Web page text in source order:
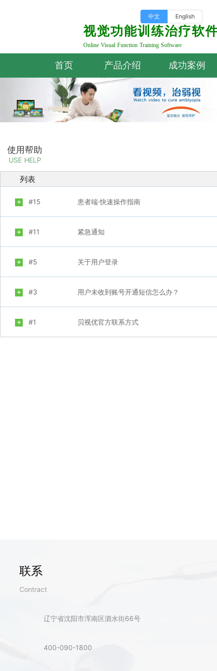
中文 English
视觉功能训练治疗软
Online Visual Function Training Software
首页 产品介绍 成功案例
使用帮助
USE HELP
列表
+ #15 患者端·快速操作指南
+ #11 紧急通知
+ #5 关于用户登录
+ #3 用户未收到账号开通短信怎么办？
+ #1 贝视优官方联系方式
联系
Contract
辽宁省沈阳市浑南区泗水街66号
400-090-1800